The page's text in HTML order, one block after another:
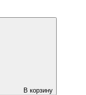
В корзину